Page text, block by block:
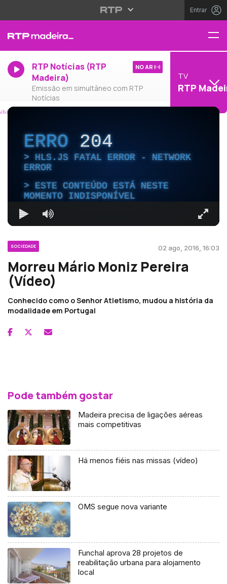
Entrar
RTP Notícias (RTP
Madeira)
Emissão em simultâneo com RTP
Notícias
NO AR
TV
RTP
ERRO204
HLS.JS FATAL ERROR - NETWORK
ERROR
ESTE CONTEÚDO ESTÁ NESTE
MOMENTO INDISPONÍVEL
SOCIEDADE 02 ago, 2016, 16:03
Morreu Mário Moniz Pereira
(Vídeo)
Conhecido como o Senhor Atletismo, mudou a história da
modalidade em Portugal
Pode também gostar
Madeira precisa de ligações aéreas
mais competitivas
Há menos fiéis nas missas (vídeo)
OMS segue nova variante
Funchal aprova 28 projetos de
reabilitação urbana para alojamento
local